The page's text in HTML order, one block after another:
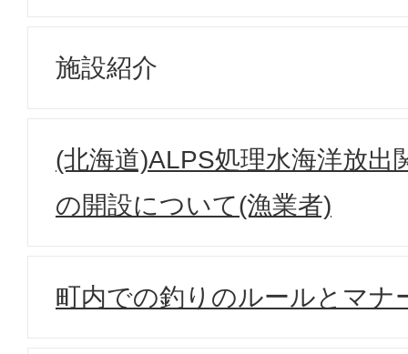
施設紹介
(北海道)ALPS処理水海洋放出
の開設について(漁業者)
町内での釣りのルールとマナ